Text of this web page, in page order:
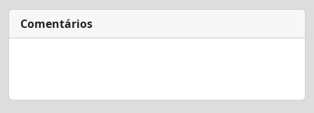
Comentários